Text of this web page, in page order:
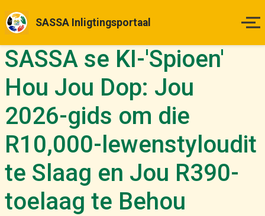
SASSA Inligtingsportaal
Tuisblad
Betalingsdatums
Status Kontrole
Hoe om Aansoek te Doen
Appèlle
SASSA se KI-'Spioen'
Hou Jou Dop: Jou
2026-gids om die
R10,000-lewenstyloudit
te Slaag en Jou R390-
toelaag te Behou